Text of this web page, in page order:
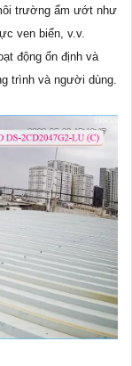
trường ẩm ướt như
ven biển, v.v.
động ổn định và
trình và người dùng.